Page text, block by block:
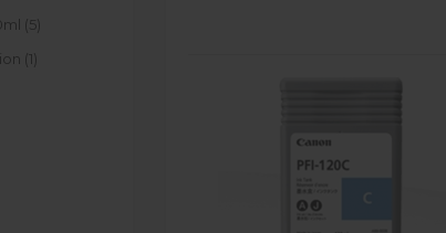
(5)
(1)